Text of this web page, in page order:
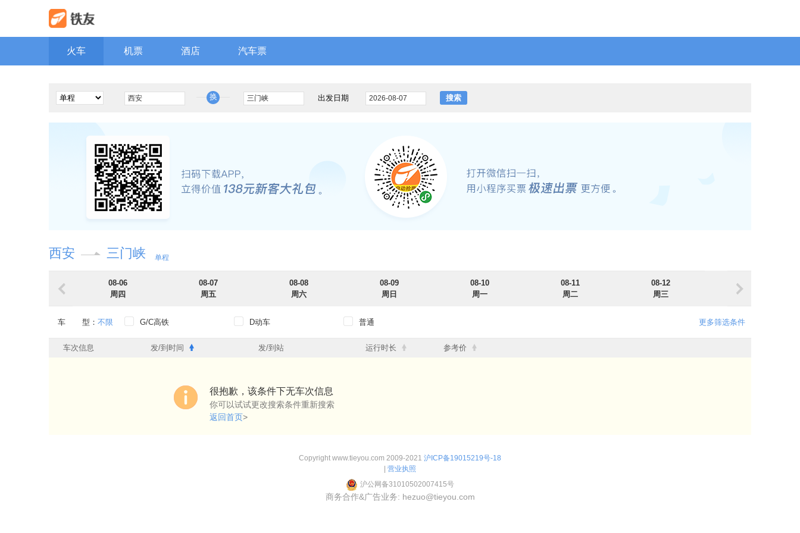
火车 机票 酒店 汽车票
换 出发日期 搜索
西安 三门峡 单程
08-06
周四
08-07
周五
08-08
周六
08-09
周日
08-10
周一
08-11
周二
08-12
周三
车 型： 不限 G/C高铁 D动车 普通
出发时段： 0点-6点 6点-12点 12点-18点 18点-24点
更多筛选条件
车次信息 发/到时间 发/到站 运行时长 参考价
很抱歉，该条件下无车次信息
你可以试试更改搜索条件重新搜索
返回首页>
Copyright www.tieyou.com 2009-2021 沪ICP备19015219号-18
营业执照
沪公网备31010502007415号
商务合作&广告业务: hezuo@tieyou.com